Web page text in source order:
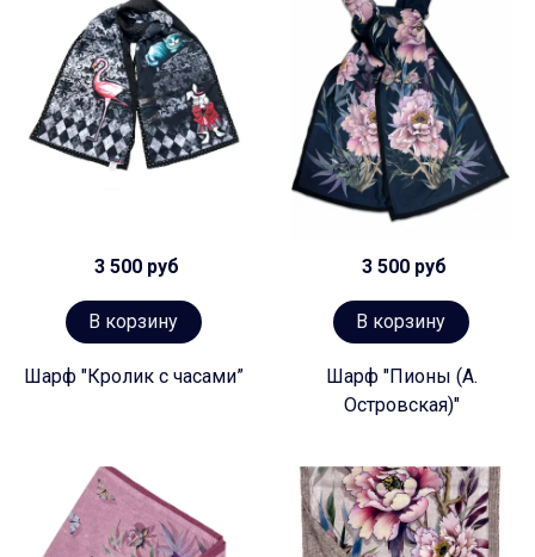
3 500 руб
В корзину
Шарф "Кролик с часами”
3 500 руб
В корзину
Шарф "Пионы (А.
Островская)"